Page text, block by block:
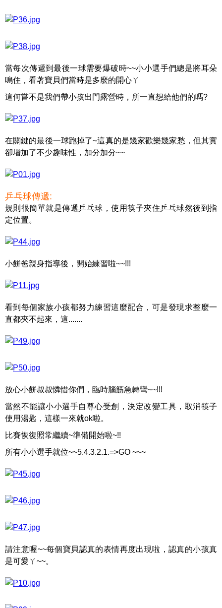
當每次傳遞到最後一球需要爆破時~~小小選手們總是將耳朵
嗚住，看著寶貝們當時是多麼的開心ㄚ
這何嘗不是我們帶小孩出門露營時，所一直想給他們的嗎?
在關鍵的最後一球跑掉了~這真的是幾家歡樂幾家愁，但其實
卻增加了不少趣味性，加分加分~~
乒乓球傳遞:
規則很簡單就是傳遞乒乓球，使用筷子夾住乒乓球然後到指
定位置。
小餅爸親身指導後，開始練習啦~~!!!
看到每個家族小孩都努力練習這麼配合，可是發現求整麼一
直都夾不起來，這.......
放心小餅叔叔憐惜你們，臨時腦筋急轉彎~~!!!
當然不能讓小小選手自尊心受創，決定改變工具，取消筷子
使用湯匙，這樣一來就ok啦。
比賽恢復照常繼續~準備開始啦~!!
所有小小選手就位~~5.4.3.2.1.=>GO ~~~
請注意喔~~每個寶貝認真的表情再度出現啦，認真的小孩真
是可愛ㄚ~~。